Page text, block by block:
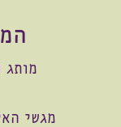
מותג
מגשי